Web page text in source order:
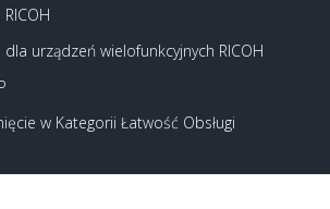
urządzeń wielofunkcyjnych RICOH
w Kategorii Łatwość Obsługi